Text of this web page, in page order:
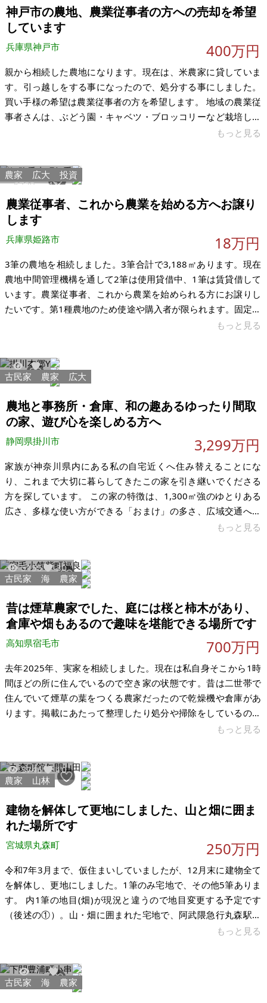
私道の持ち分あり） 建物：なし 構造： 現況：家庭菜園 希望価
格：220万円 ※市街化調整区域で都市計画法第34条12号に該
当。300
神戸市の農地、農業従事者の方への売却を希望
しています
兵庫県神戸市 400万円
親から相続した農地になります。現在は、米農家に貸していま
す。引っ越しをする事になったので、処分する事にしました。
買い手様の希望は農業従事者の方を希望します。 地域の農業従
事者さんは、ぶどう園・キャベツ・ブロッコリーなど栽培して
ます。現状は米農家がコシヒカリを作っています。お気軽にお
耕地） 建物：なし 構造： 現況： 希望価格：400万円 農地の固
3,620円 8号池 年間15,612円 ※田畑
もっと見る
6729 43
農家 広大 投資
農業従事者、これから農業を始める方へお譲り
します
兵庫県姫路市 18万円
3筆の農地を相続しました。3筆合計で3,188㎡あります。現在
農地中間管理機構を通して2筆は使用貸借中、1筆は賃貸借して
います。農業従事者、これから農業を始められる方にお譲りし
たいです。第1種農地のため使途や購入者が限られます。固定資
産税は3筆で年間約8千円です。水利管理費が年間500円ほどか
格：18万円 ※現状有姿、および公簿売買でのお取引きとなりま
す。 ※田畑土地は、農地法が適用される場合に、実質的な耕作
能力の審査や書類の提出等があります。 ※問い合わせ
もっと見る
823056
古民家 農家 広大
農地と事務所・倉庫、和の趣あるゆったり間取
の家、遊び心を楽しめる方へ
静岡県掛川市 3,299万円
家族が神奈川県内にある私の自宅近くへ住み替えることにな
り、これまで大切に暮らしてきたこの家を引き継いでくださる
方を探しています。 この家の特徴は、1,300㎡強のゆとりある
広さ、多様な使い方ができる「おまけ」の多さ、広域交通への
アクセスの良さ、そして田園景観に囲まれた良好な環境です。
良い9LDK。この場所の可能性に興味をもってくださる方と直接
お話しできればと思い、家いちばに掲載しました。現在は居住
中ですが、ご購入いただきましたら退去いたします。 立地は、
新東名「森掛川IC」から車
もっと見る
5155
30
古民家
海 農家
昔は煙草農家でした、庭には桜と柿木があり、
倉庫や畑もあるので趣味を堪能できる場所です
高知県宿毛市 700万円
去年2025年、実家を相続しました。現在は私自身そこから1時
間ほどの所に住んでいるので空き家の状態です。昔は二世帯で
住んでいて煙草の葉をつくる農家だったので乾燥機や倉庫があ
ります。掲載にあたって整理したり処分や掃除をしているので
たので畳も木も外して土間状態にしているのでDIYができる人は
床を張り替えしたら古家も使えます。駐車場も何台も停められ
るので民泊や古民家カフェなどにも使えそうです。隣にご近所
さんはいなくて市道も最後なの
もっと見る
3746
10
農家
山林
建物を解体して更地にしました、山と畑に囲ま
れた場所です
宮城県丸森町 250万円
令和7年3月まで、仮住まいしていましたが、12月末に建物全て
を解体し、更地にしました。1筆のみ宅地で、その他5筆ありま
す。 内1筆の地目(畑)が現況と違うので地目変更する予定です
（後述の①）。山・畑に囲まれた宅地で、阿武隈急行丸森駅ま
で徒歩8分の位置です。土地の境界が複雑で、公図のみです。
地、山林、畑、雑種地、畑 希望価格：250万円（分筆販売はし
ない） 土地詳細は以下です。 ①畑：549㎡（地目を宅地に変更
もっと見る
4786 81
古民家 海 農家